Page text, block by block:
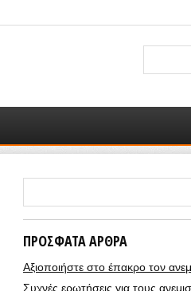
ΠΡΌΣΦΑΤΑ ΆΡΘΡΑ
Αξιοποιήστε στο έπακρο τον
Συχνές ερωτήσεις για τους